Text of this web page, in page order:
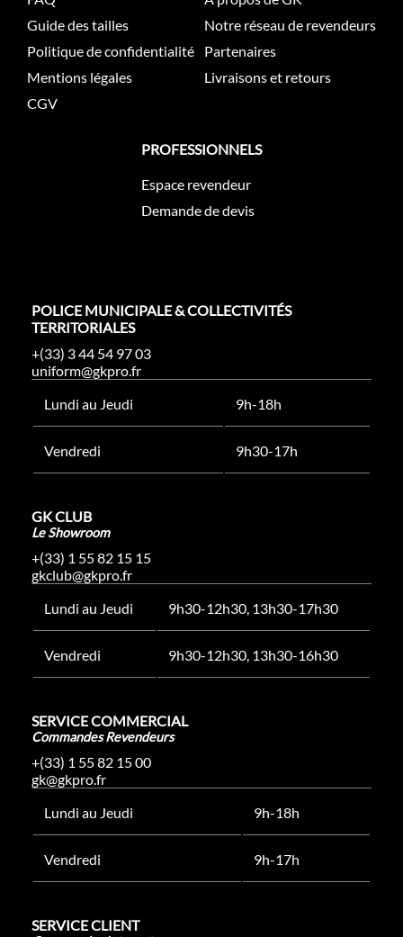
Guide des tailles
Politique de confidentialité
Mentions légales
CGV
Notre réseau de revendeurs
Partenaires
Livraisons et retours
PROFESSIONNELS
Espace revendeur
Demande de devis
POLICE MUNICIPALE & COLLECTIVITÉS
TERRITORIALES
+(33) 3 44 54 97 03
uniform@gkpro.fr
Lundi au Jeudi
9h-18h
Vendredi 9h30-17h
GK CLUB
Le Showroom
+(33) 1 55 82 15 15
gkclub@gkpro.fr
Lundi au Jeudi
9h30-12h30, 13h30-17h30
Vendredi 9h30-12h30, 13h30-16h30
SERVICE COMMERCIAL
Commandes Revendeurs
+(33) 1 55 82 15 00
gk@gkpro.fr
Lundi au Jeudi
9h-18h
Vendredi 9h-17h
SERVICE CLIENT